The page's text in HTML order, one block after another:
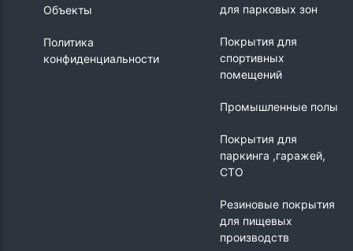
Объекты
Политика
конфиденциальности
для парковых зон
Покрытия для
спортивных
помещений
Промышленные полы
Покрытия для
паркинга ,гаражей,
СТО
Резиновые покрытия
для пищевых
производств